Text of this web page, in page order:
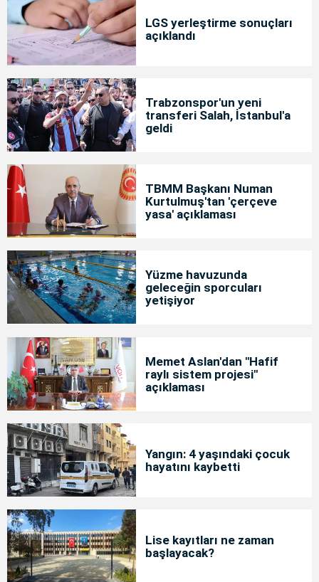
LGS yerleştirme sonuçları
açıklandı
Trabzonspor'un yeni
transferi Salah, İstanbul'a
geldi
TBMM Başkanı Numan
Kurtulmuş'tan 'çerçeve
yasa' açıklaması
Yüzme havuzunda
geleceğin sporcuları
yetişiyor
Memet Aslan'dan "Hafif
raylı sistem projesi"
açıklaması
Yangın: 4 yaşındaki çocuk
hayatını kaybetti
Lise kayıtları ne zaman
başlayacak?